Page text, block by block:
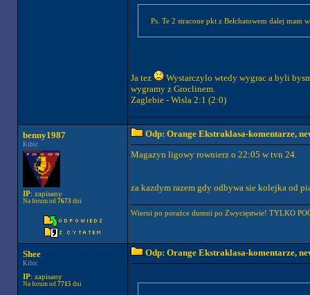
Ps. Te 2 stracone pkt z Bełchatowem dalej mam
Ja tez
Wystarczylo wtedy wygrac a byli
wygramy z Groclinem.
Zaglebie - Wisla 2:1 (2:0)
benny1987
Kibic
IP: zapisany
Na forum od 7673 dni
Odp: Orange Ekstraklasa-komentarze,
Magazyn ligowy rownierz o 22:05 w tvn 24.
za kazdym razem gdy odbywa sie kolejka od
Wierni po porażce dumni po Zwycięstwie! TYLKO
Shee
Kibic
IP: zapisany
Na forum od 7715dni
Odp: Orange Ekstraklasa-komentarze,